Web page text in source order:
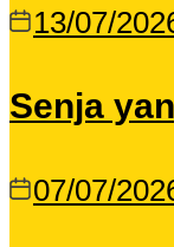
13/07/
Senja
07/07/